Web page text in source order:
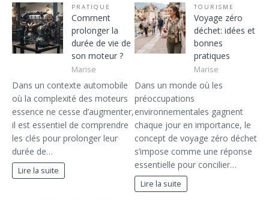
PRATIQUE
Comment
prolonger la
durée de vie de
son moteur ?
Marise
Dans un contexte automobile
où la complexité des moteurs
essence ne cesse d’augmenter,
il est essentiel de comprendre
les clés pour prolonger leur
durée de…
Lire la suite
TOURISME
Voyage zéro
déchet: idées et
bonnes
pratiques
Marise
Dans un monde où les
préoccupations
environnementales gagnent
chaque jour en importance, le
concept de voyage zéro déchet
s’impose comme une réponse
essentielle pour concilier…
Lire la suite